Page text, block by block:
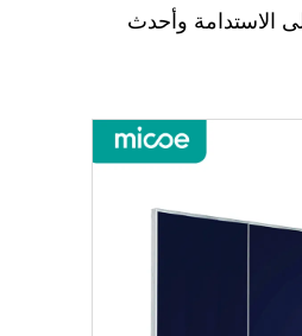
على الاستدامة وأحدث